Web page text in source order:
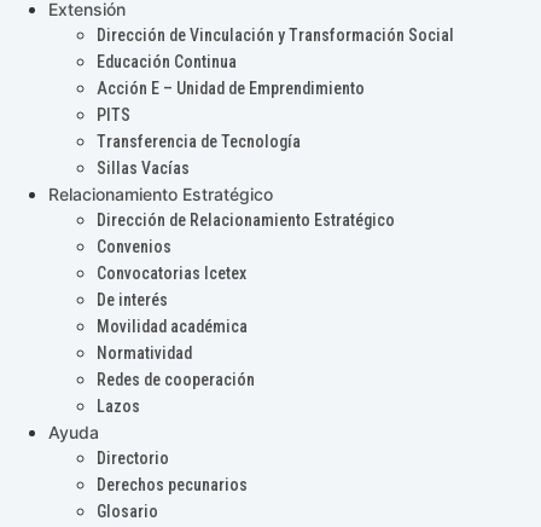
Extensión
Dirección de Vinculación y Transformación Social
Educación Continua
Acción E – Unidad de Emprendimiento
PITS
Transferencia de Tecnología
Sillas Vacías
Relacionamiento Estratégico
Dirección de Relacionamiento Estratégico
Convenios
Convocatorias Icetex
De interés
Movilidad académica
Normatividad
Redes de cooperación
Lazos
Ayuda
Directorio
Derechos pecunarios
Glosario